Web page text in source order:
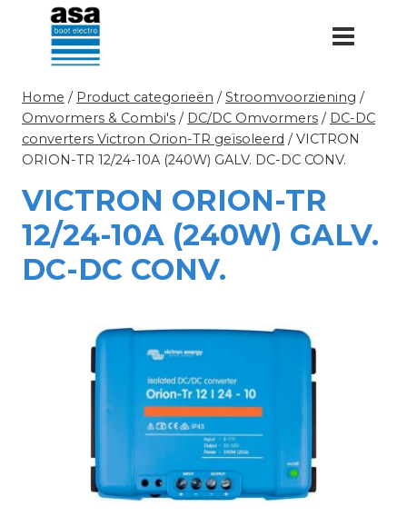
Doorgaan
inhoud
Home / Product categorieën / Stroomvoorziening /
Omvormers & Combi's / DC/DC Omvormers / DC-DC
converters Victron Orion-TR geïsoleerd / VICTRON
ORION-TR 12/24-10A (240W) GALV. DC-DC CONV.
VICTRON ORION-TR
12/24-10A (240W) GALV.
DC-DC CONV.